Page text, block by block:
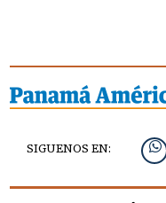
SIGUENOS EN: